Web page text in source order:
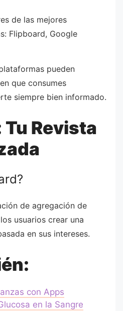
de las mejores
Flipboard, Google
pueden
que consumes
siempre bien informado.
Revista
de agregación de
usuarios crear una
en sus intereses.
con Apps
en la Sangre